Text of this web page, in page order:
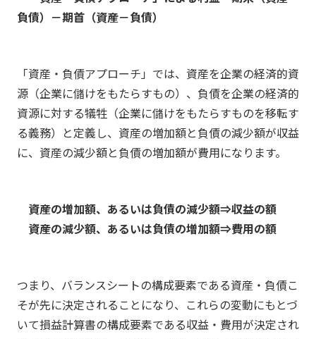
負債）－期首（資産－負債）
「資産・負債アプローチ」では、資産を企業の経済的資
源（企業に儲けをもたらすもの）、負債を企業の経済的
資源に対する犠牲（企業に儲けをもたらすものを移転す
る義務）と定義し、資産の増加額と負債の減少額が収益
に、資産の減少額と負債の増加額が費用になります。
資産の増加額、あるいは負債の減少額⇒収益の額
資産の減少額、あるいは負債の増加額⇒費用の額
つまり、バランスシートの構成要素である資産・負債こ
そが先に決定されることになり、これらの変動にもとづ
いて損益計算書の構成要素である収益・費用が決定され